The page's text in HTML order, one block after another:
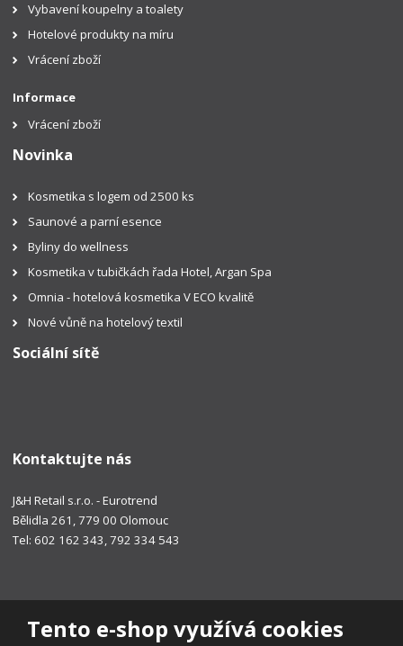
Tento e-shop využívá cookies
Vybavení koupelny a toalety
Hotelové produkty na míru
Vrácení zboží
Informace
Vrácení zboží
Novinka
Kosmetika s logem od 2500 ks
Saunové a parní esence
Byliny do wellness
Kosmetika v tubičkách řada Hotel, Argan Spa
Omnia - hotelová kosmetika V ECO kvalitě
Nové vůně na hotelový textil
Sociální sítě
Kontaktujte nás
J&H Retail s.r.o. - Eurotrend
Bělidla 261, 779 00 Olomouc
Tel: 602 162 343, 792 334 543